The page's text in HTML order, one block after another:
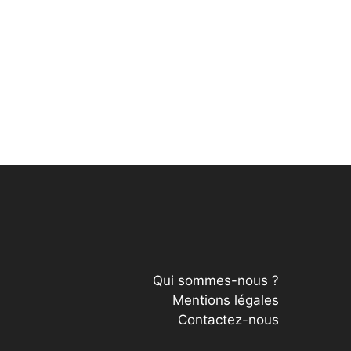
Qui sommes-nous ?
Mentions légales
Contactez-nous